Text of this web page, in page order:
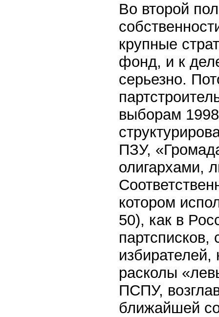
Во второй
крупные
фонд, и к
серьезно.
выборам
ПЗУ,
олигархами,
котором
50), как в
партсписков,
расколы
ПСПУ,
ближайшей